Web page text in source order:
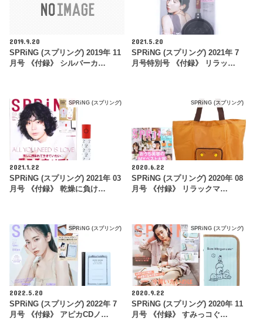
2019.9.20
SPRiNG (スプリング) 2019年 11
月号 《付録》 シルバーカ…
2021.5.20
SPRiNG (スプリング) 2021年 7
月号特別号 《付録》 リラッ…
SPRiNG (スプリング)
2021.1.22
SPRiNG (スプリング) 2021年 03
月号 《付録》 乾燥に負け…
SPRiNG (スプリング)
2020.6.22
SPRiNG (スプリング) 2020年 08
月号 《付録》 リラックマ…
SPRiNG (スプリング)
2022.5.20
SPRiNG (スプリング) 2022年 7
月号 《付録》 アピカCDノ…
SPRiNG (スプリング)
2020.9.22
SPRiNG (スプリング) 2020年 11
月号 《付録》 すみっコぐ…